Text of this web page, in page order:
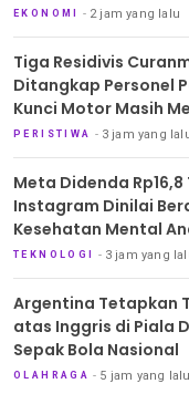
EKONOMI 2 jam yang lalu
Tiga Residivis
Ditangkap Personel
Kunci Motor Masih
PERISTIWA 3 jam yang
Meta Didenda
Instagram Dinilai
Kesehatan Mental
TEKNOLOGI 3 jam yang
Argentina Tetapkan
atas Inggris di Piala
Sepak Bola Nasional
OLAHRAGA 5 jam yang lalu